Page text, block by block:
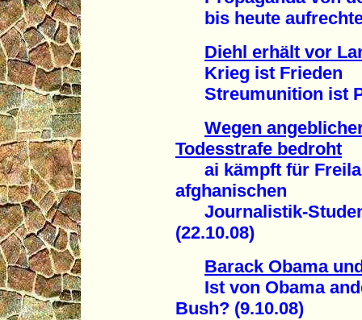
bis heute
Diehl erhält vor
Krieg ist Frieden
Streumunition ist
Wegen
Todesstrafe bedroht
ai kämpft für
afghanischen
Journalistik-
(22.10.08)
Barack Obama
Ist von Obama
Bush? (9.10.08)